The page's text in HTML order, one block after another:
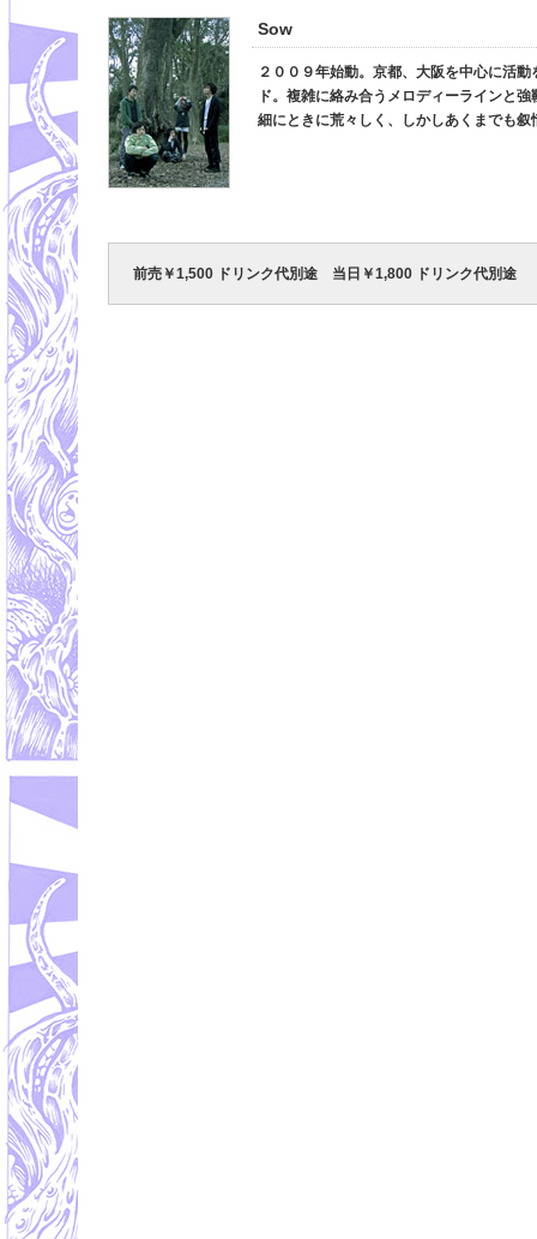
Sow
２００９年始動。京都、大阪を中心に活
ド。複雑に絡み合うメロディーラインと
細にときに荒々しく、しかしあくまでも
前売￥1,500 ドリンク代別途 当日￥1,800 ドリンク代別途